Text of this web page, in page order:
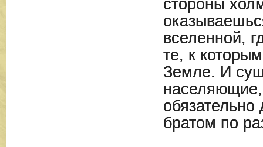
стороны
вселенной,
те, к
Земле. И
обязательно
братом по